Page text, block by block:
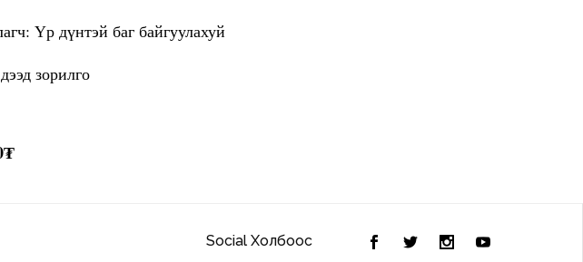
Үр дүнтэй баг байгуулахуй
зорилго
Social Холбоос